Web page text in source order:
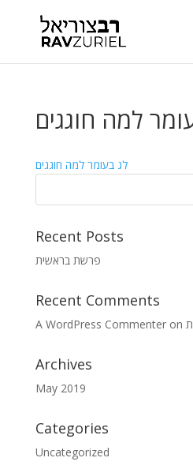
למה חוגגים
לג בעומר למה חוגגים
Recent Posts
פרשת בראשית
Recent Comments
A WordPress Commenteron
Archives
May 2019
Categories
Uncategorized